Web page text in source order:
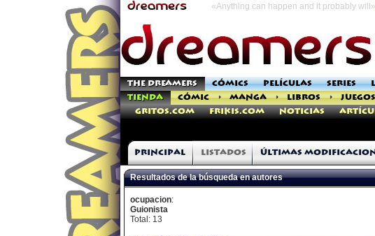
«Anything can happen and it probably will»
THE DREAMERS CÓMICS PELÍCULAS SERIES
TIENDA
CÓMIC > MANGA > LIBROS > JUEGOS
Gritos.com
Frikis.com Noticias
Principal Listados Últimas
Resultados de la búsqueda en autores
ocupacion:
Guionista
Total: 13